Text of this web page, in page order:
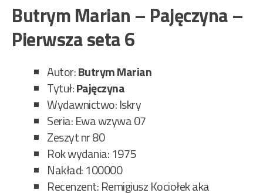
Butrym Marian – Pajęczyna –
Pierwsza seta 6
Autor:Butrym Marian
Tytuł:Pajęczyna
Wydawnictwo: Iskry
Seria: Ewa wzywa 07
Zeszyt nr 80
Rok wydania: 1975
Nakład: 100000
Recenzent: Remigiusz Kociołek aka